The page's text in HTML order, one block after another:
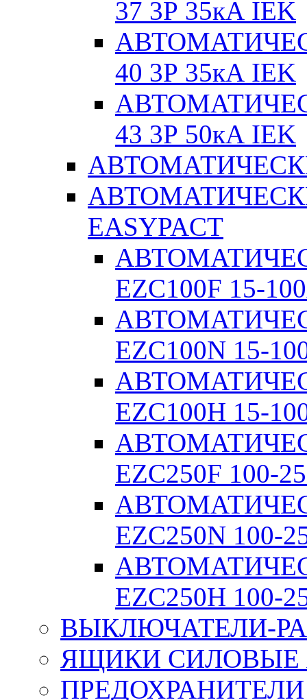
37 3Р 35кА IEK
40 3Р 35кА IEK
43 3Р 50кА IEK
EASYPACT
EZC100F 15-
EZC100N 15-
EZC100H 15-
EZC250F 100-
EZC250N 100-
EZC250H 100-
ВЫКЛЮЧАТЕЛИ-
ЯЩИКИ СИЛОВЫЕ